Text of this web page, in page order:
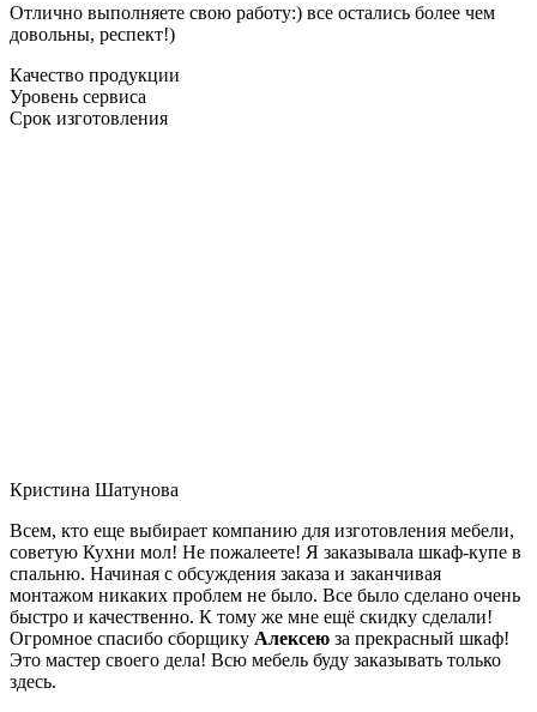
Отлично выполняете свою работу:) все остались более чем
довольны, респект!)
Качество продукции
Уровень сервиса
Срок изготовления
Кристина Шатунова
Всем, кто еще выбирает компанию для изготовления мебели,
советую Кухни мол! Не пожалеете! Я заказывала шкаф-купе в
спальню. Начиная с обсуждения заказа и заканчивая
монтажом никаких проблем не было. Все было сделано очень
быстро и качественно. К тому же мне ещё скидку сделали!
Огромное спасибо сборщику Алексею за прекрасный шкаф!
Это мастер своего дела! Всю мебель буду заказывать только
здесь.